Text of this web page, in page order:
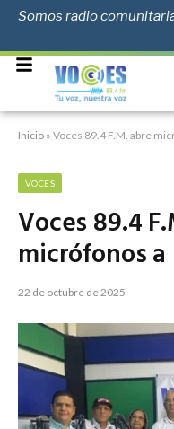
Somos radio
Inicio » Voces 89.4 F.M. abre
VOCES
Voces 89.4
micrófonos
22 de octubre de 2025